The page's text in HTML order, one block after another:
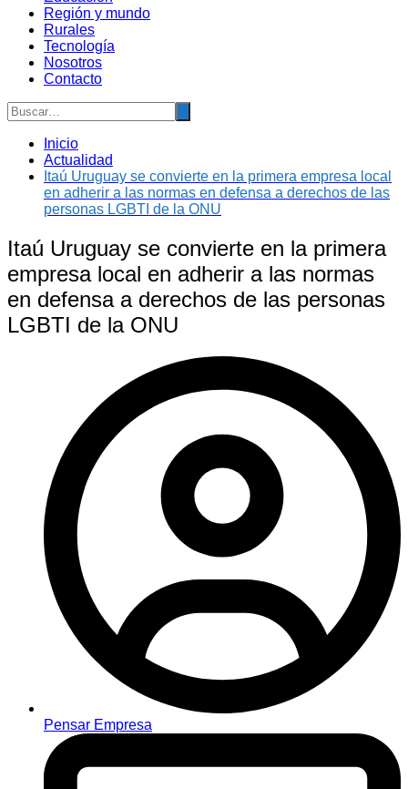
Región y mundo
Rurales
Tecnología
Nosotros
Contacto
Inicio
Actualidad
Itaú Uruguay se convierte en la primera empresa local
en adherir a las normas en defensa a derechos de las
personas LGBTI de la ONU
Itaú Uruguay se convierte en la primera
empresa local en adherir a las normas
en defensa a derechos de las personas
LGBTI de la ONU
Pensar Empresa